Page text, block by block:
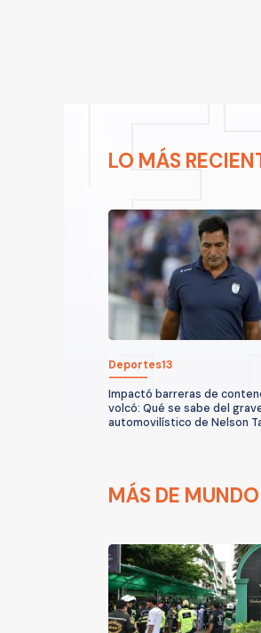
LO MÁS
Deportes13
Impactó barreras de
volcó: Qué se sabe del
automovilístico de Nelson
MÁS DE MUNDO